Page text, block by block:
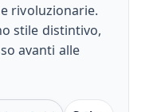
rivoluzionarie.
stile distintivo,
avanti alle